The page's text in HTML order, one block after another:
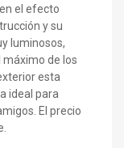
el efecto
y su
luminosos,
de los
esta
ideal para
El precio